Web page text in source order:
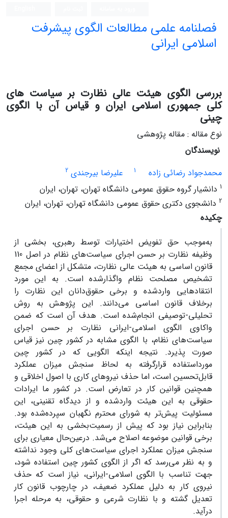
فصلنامه علمی مطالعات الگوی پیشرفت
اسلامی ایرانی
بررسی الگوی هیئت عالی نظارت بر سیاست های
کلی جمهوری اسلامی ایران و قیاس آن با الگوی
چینی
نوع مقاله : مقاله پژوهشی
نویسندگان
محمدجواد رضائی زاده
1 علیرضا بیرجندی 2
1 دانشیار گروه حقوق عمومی دانشگاه تهران، تهران، ایران
2 دانشجوی دکتری حقوق عمومی دانشگاه تهران، تهران، ایران
چکیده
به‌موجب حق تفویض اختیارات توسط رهبری، بخشی از
وظیفه نظارت بر حسن اجرای سیاست‌های نظام در اصل 110
قانون اساسی به هیئت عالی نظارت، متشکل از اعضای مجمع
تشخیص مصلحت نظام واگذارشده است. به این مورد
انتقادهایی واردشده و برخی حقوق‌دانان این نظارت را
برخلاف قانون اساسی می‌دانند. این پژوهش به روش
تحلیلی-توصیفی انجام‌شده است. هدف آن است که ضمن
واکاوی الگوی اسلامی-ایرانی نظارت بر حسن اجرای
سیاست‌های نظام، با الگوی مشابه در کشور چین نیز قیاس
صورت پذیرد. نتیجه اینکه الگویی که در کشور چین
مورداستفاده قرارگرفته به لحاظ سنجش میزان عملکرد
قابل‌تحسین است، اما حذف نیروهای کاری با اصول اخلاقی و
همچنین قوانین کار در تعارض است. در کشور ما ایرادات
حقوقی به این هیئت واردشده و از دیدگاه تقنینی، این
مسئولیت پیش‌تر به شورای محترم نگهبان سپرده‌شده بود.
بنابراین نیاز بود که پیش از رسمیت‌بخشی به این هیئت،
برخی قوانین موضوعه اصلاح می‌شد. درعین‌حال معیاری برای
سنجش میزان عملکرد اجرای سیاست‌های کلی وجود نداشته
و به نظر می‌رسد که اگر از الگوی کشور چین استفاده شود،
جهت تناسب با الگوی اسلامی-ایرانی، نیاز است که حذف
نیروی کار به دلیل عملکرد ضعیف، در چارچوب قانون کار
تعدیل گشته و با نظارت شرعی و حقوقی، به مرحله اجرا
درآید.